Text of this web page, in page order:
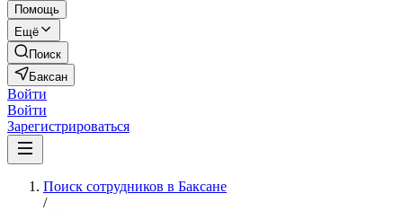
Помощь
Ещё
Поиск
Баксан
Войти
Войти
Зарегистрироваться
Поиск сотрудников в Баксане
/